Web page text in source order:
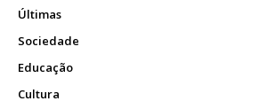
Últimas
Sociedade
Educação
Cultura